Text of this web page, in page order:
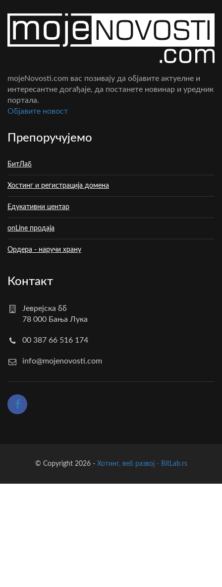
mojeNovosti.com вас позивају да објавите актуелне и
интересантне догађаје, да постанете новинар и уредник
портала.
Oбјавите новост
Препоручујемо
БитЛаб
Хостинг и регистрација домена
Едукативни центар
onLine продаја
Ордера - наручи храну
Контакт
Јеврејска бб
78 000 Бања Лука
00 387 66 516 174
info@mojenovosti.com
© Copyright 2026 - Хотинг, веб развој - BitLab.rs